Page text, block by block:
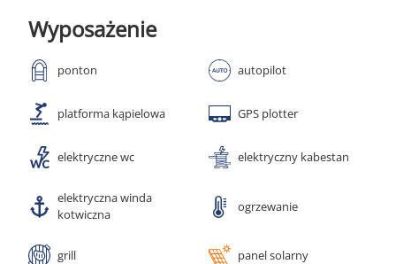
Wyposażenie
ponton autopilot
platforma kąpielowa GPS plotter
elektryczne wc elektryczny kabestan
elektryczna winda
kotwiczna
ogrzewanie
grill panel solarny